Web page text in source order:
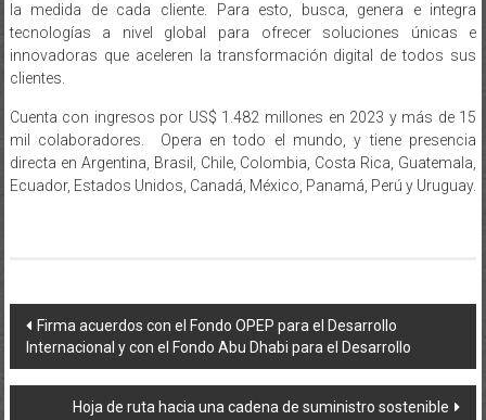
la medida de cada cliente. Para esto, busca, genera e integra
tecnologías a nivel global para ofrecer soluciones únicas e
innovadoras que aceleren la transformación digital de todos sus
clientes.
Cuenta con ingresos por US$ 1.482 millones en 2023 y más de 15
mil colaboradores. Opera en todo el mundo, y tiene presencia
directa en Argentina, Brasil, Chile, Colombia, Costa Rica, Guatemala,
Ecuador, Estados Unidos, Canadá, México, Panamá, Perú y Uruguay.
Navegación
de
entradas
Firma acuerdos con el Fondo OPEP para el Desarrollo
Internacional y con el Fondo Abu Dhabi para el Desarrollo
Hoja de ruta hacia una cadena de suministro sostenible